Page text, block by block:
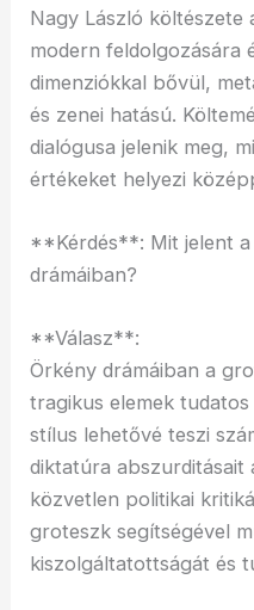
Nagy László költészete
modern feldolgozására
dimenziókkal bővül,
és zenei hatású.
dialógusa jelenik meg,
értékeket helyezi
**Kérdés**: Mit jelent a
drámáiban?
**Válasz**:
Örkény drámáiban a
tragikus elemek
stílus lehetővé teszi
diktatúra
közvetlen politikai
groteszk segítségével
kiszolgáltatottságát és